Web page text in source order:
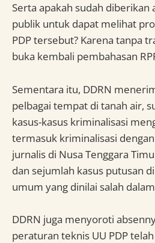
Serta apakah sudah diberikan
publik untuk dapat melihat
PDP tersebut? Karena tanpa
buka kembali pembahasan
Sementara itu, DDRN
pelbagai tempat di tanah air,
kasus-kasus kriminalisasi
termasuk kriminalisasi
jurnalis di Nusa Tenggara
dan sejumlah kasus putusan
umum yang dinilai salah
DDRN juga menyoroti
peraturan teknis UU PDP